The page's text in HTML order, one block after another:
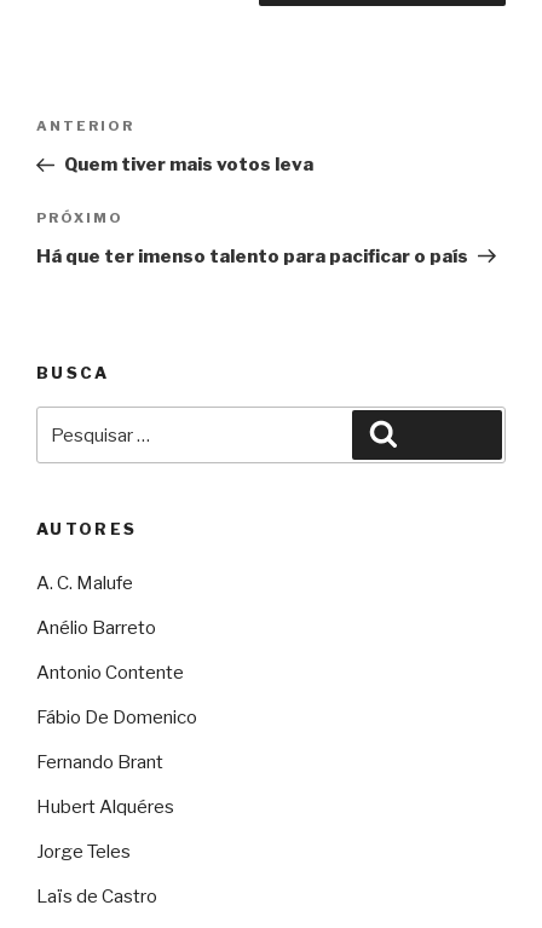
Post
Anterior
ANTERIOR
Quem tiver mais votos leva
Próximo
PRÓXIMO
Há que ter imenso talento para pacificar o país
BUSCA
por:
AUTORES
A. C. Malufe
Anélio Barreto
Antonio Contente
Fábio De Domenico
Fernando Brant
Hubert Alquéres
Jorge Teles
Laïs de Castro